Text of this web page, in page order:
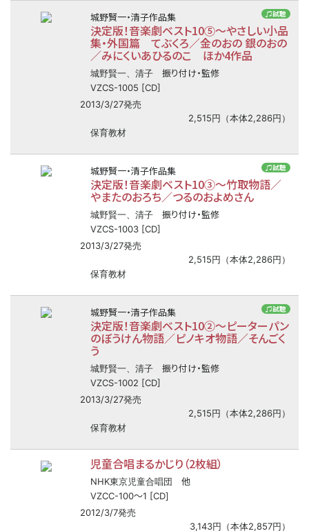
♫試聴
城野賢一・清子作品集
決定版！音楽劇ベスト10⑤〜やさしい小品
集・外国篇 てぶくろ／金のおの 銀のおの
／みにくいあひるのこ ほか4作品
城野賢一、清子 振り付け・監修
VZCS-1005 [CD]
2013/3/27発売
2,515円（本体2,286円）
保育教材
♫試聴
城野賢一・清子作品集
決定版！音楽劇ベスト10③〜竹取物語／
やまたのおろち／つるのおよめさん
城野賢一、清子 振り付け・監修
VZCS-1003 [CD]
2013/3/27発売
2,515円（本体2,286円）
保育教材
♫試聴
城野賢一・清子作品集
決定版！音楽劇ベスト10②〜ピーターパン
のぼうけん物語／ピノキオ物語／そんごく
う
城野賢一、清子 振り付け・監修
VZCS-1002 [CD]
2013/3/27発売
2,515円（本体2,286円）
保育教材
児童合唱まるかじり（2枚組）
NHK東京児童合唱団 他
VZCC-100〜1 [CD]
2012/3/7発売
3,143円（本体2,857円）